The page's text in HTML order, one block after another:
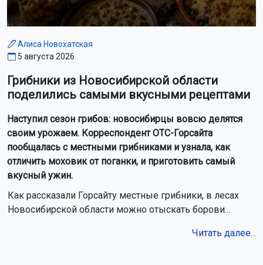
Алиса Новохатская
5 августа 2026
Грибники из Новосибирской области
поделились самыми вкусными рецептами
Наступил сезон грибов: новосибирцы вовсю делятся
своим урожаем. Корреспондент ОТС-Горсайта
пообщалась с местными грибниками и узнала, как
отличить моховик от поганки, и приготовить самый
вкусный ужин.
Как рассказали Горсайту местные грибники, в лесах
Новосибирской области можно отыскать борови...
Читать далее...